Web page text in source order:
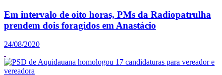
Em intervalo de oito horas, PMs da Radiopatrulha
prendem dois foragidos em Anastácio
24/08/2020